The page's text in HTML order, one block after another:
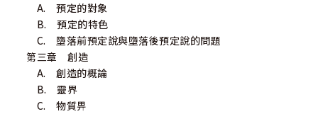
A. 預定的對象
B. 預定的特色
C. 墮落前預定說與墮落後預定說的問題
第三章 創造
A. 創造的概論
B. 靈界
C. 物質畀